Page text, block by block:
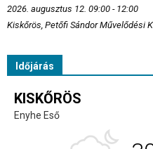
2026. augusztus 12. 09:00 - 12:00
Kiskőrös, Petőfi Sándor Művelődési
Időjárás
KISKŐRÖS
Enyhe Eső